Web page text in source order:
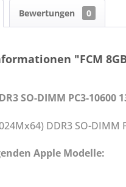
Bewertungen 0
"FCM 8GB
SO-DIMM PC3-10600
DDR3 SO-DIMM
Apple Modelle: